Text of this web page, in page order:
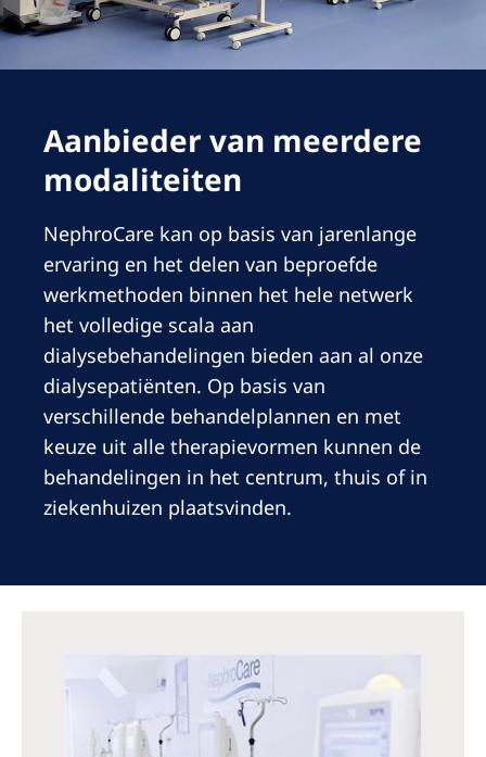
Romania
Slovakia
Slovenia
Spain
Sweden
Switzerland
United Kingdom
Asia Pacific
Asia Pacific
Australia
NephroCare International
Global Website
Aanbieder van meerdere
modaliteiten
NephroCare kan op basis van jarenlange
ervaring en het delen van beproefde
werkmethoden binnen het hele netwerk
het volledige scala aan
dialysebehandelingen bieden aan al onze
dialysepatiënten. Op basis van
verschillende behandelplannen en met
keuze uit alle therapievormen kunnen de
behandelingen in het centrum, thuis of in
ziekenhuizen plaatsvinden.